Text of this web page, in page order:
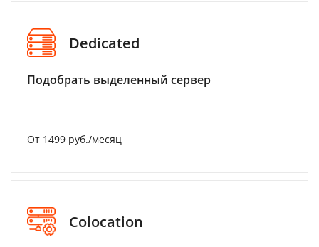
Dedicated
Подобрать выделенный сервер
От 1499 руб./месяц
Colocation